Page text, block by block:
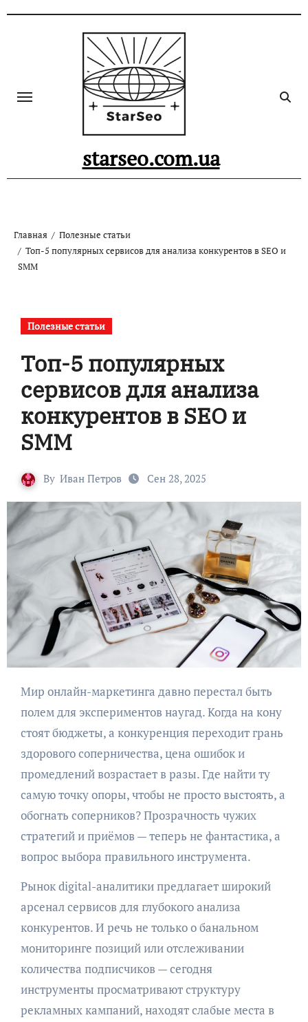
starseo.com.ua
Главная
Полезные статьи
Топ-5 популярных сервисов для анализа конкурентов в SEO и
SMM
Полезные статьи
Топ-5 популярных
сервисов для анализа
конкурентов в SEO и
SMM
By Иван Петров Сен 28, 2025
Мир онлайн-маркетинга давно перестал быть
полем для экспериментов наугад. Когда на кону
стоят бюджеты, а конкуренция переходит грань
здорового соперничества, цена ошибок и
промедлений возрастает в разы. Где найти ту
самую точку опоры, чтобы не просто выстоять, а
обогнать соперников? Прозрачность чужих
стратегий и приёмов — теперь не фантастика, а
вопрос выбора правильного инструмента.
Рынок digital-аналитики предлагает широкий
арсенал сервисов для глубокого анализа
конкурентов. И речь не только о банальном
мониторинге позиций или отслеживании
количества подписчиков — сегодня
инструменты просматривают структуру
рекламных кампаний, находят слабые места в